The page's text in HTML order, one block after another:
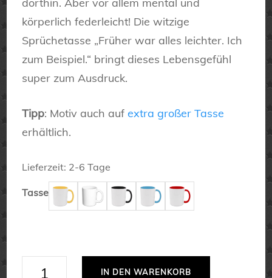
dorthin. Aber vor allem mental und
körperlich federleicht! Die witzige
Sprüchetasse „Früher war alles leichter. Ich
zum Beispiel.“ bringt dieses Lebensgefühl
super zum Ausdruck.
Tipp: Motiv auch aufextra großer Tasse
erhältlich.
Lieferzeit: 2-6 Tage
Tasse
Früher
IN DEN WARENKORB